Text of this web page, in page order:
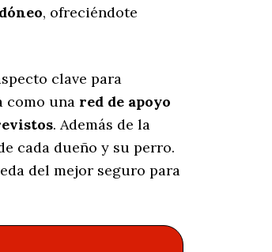
, ofreciéndote
clave para
como una red de apoyo
. Además de la
cada dueño y su perro.
del mejor seguro para